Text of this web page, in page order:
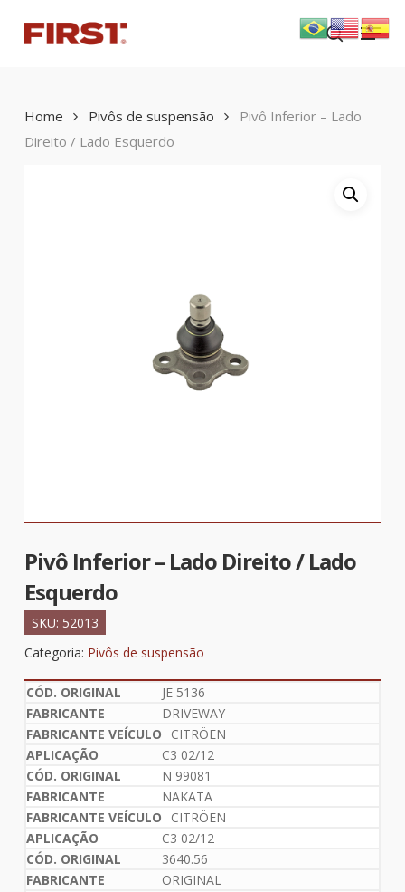
main
search
Menu
Home Pivôs de suspensão
Pivô Inferior – Lado
Direito / Lado Esquerdo
Pivô Inferior – Lado Direito / Lado
Esquerdo
SKU: 52013
Categoria: Pivôs de suspensão
JE 5136
DRIVEWAY
CITRÖEN
C3 02/12
N 99081
NAKATA
CITRÖEN
C3 02/12
3640.56
ORIGINAL